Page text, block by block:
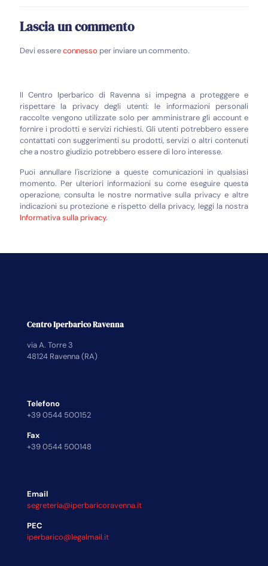
Lascia un commento
Devi essereconnesso per inviare un commento.
Il Centro Iperbarico di Ravenna si impegna a proteggere e
rispettare la privacy degli utenti: le informazioni personali
raccolte vengono utilizzate solo per amministrare gli account e
fornire i prodotti e servizi richiesti. Gli utenti potrebbero essere
contattati con suggerimenti su prodotti, servizi o altri contenuti
che a nostro giudizio potrebbero essere di loro interesse.
Puoi annullare l'iscrizione a queste comunicazioni in qualsiasi
momento. Per ulteriori informazioni su come eseguire questa
operazione, consulta le nostre normative sulla privacy e altre
indicazioni su protezione e rispetto della privacy, leggi la nostra
Informativa sulla privacy.
Centro Iperbarico Ravenna
via A. Torre 3
48124 Ravenna (RA)
Telefono
+39 0544 500152
Fax
+39 0544 500148
Email
segreteria@iperbaricoravenna.it
PEC
iperbarico@legalmail.it